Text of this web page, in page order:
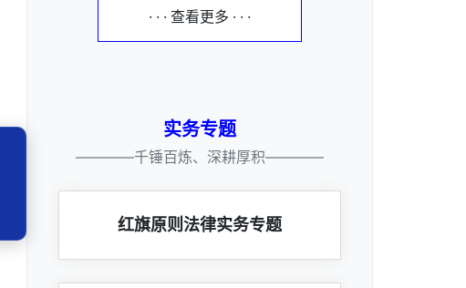
· · · 查看更多 · · ·
实务专题
————千锤百炼、深耕厚积————
红旗原则法律实务专题